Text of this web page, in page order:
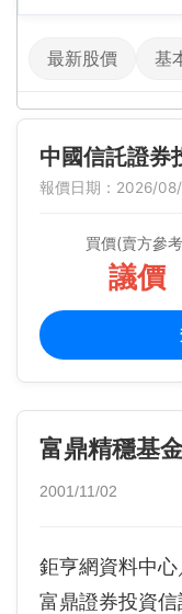
最新股價 基
中國信託證券
報價日期：2026/
買價(賣方參
議價
富鼎精穩基
2001/11/02
鉅亨網資料中
富鼎證券投資